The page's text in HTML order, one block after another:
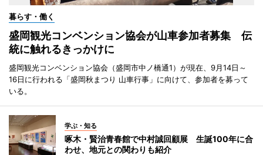
暮らす・働く
盛岡観光コンベンション協会が山車参加者募集 伝
統に触れるきっかけに
盛岡観光コンベンション協会（盛岡市中ノ橋通1）が現在、9月14日～
16日に行われる「盛岡秋まつり 山車行事」に向けて、参加者を募って
いる。
学ぶ・知る
啄木・賢治青春館で中村誠回顧展 生誕100年に合
わせ、地元との関わりも紹介